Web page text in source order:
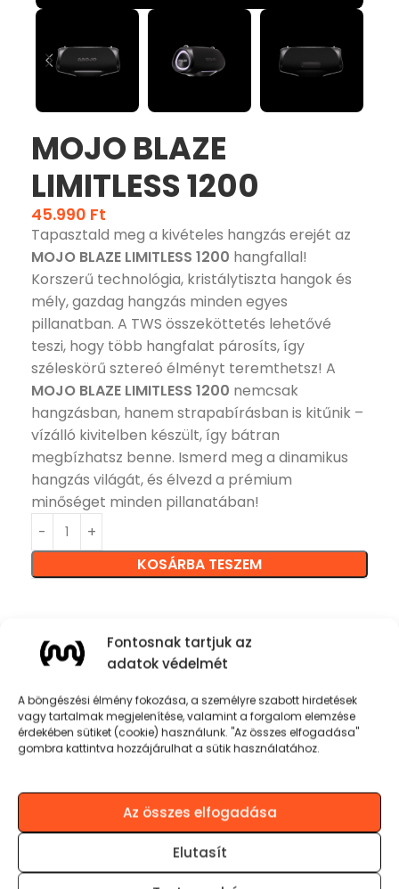
Fontosnak tartjuk az
adatok védelmét
A böngészési élmény fokozása, a személyre szabott hirdetések
vagy tartalmak megjelenítése, valamint a forgalom elemzése
érdekében sütiket (cookie) használunk. "Az összes elfogadása"
gombra kattintva hozzájárulhat a sütik használatához.
Az összes elfogadása
Elutasít
MOJO BLAZE
LIMITLESS 1200
45.990 Ft
Tapasztald meg a kivételes hangzás erejét az
MOJO BLAZE LIMITLESS 1200 hangfallal!
Korszerű technológia, kristálytiszta hangok és
mély, gazdag hangzás minden egyes
pillanatban. A TWS összeköttetés lehetővé
teszi, hogy több hangfalat párosíts, így
széleskörű sztereó élményt teremthetsz! A
MOJO BLAZE LIMITLESS 1200 nemcsak
hangzásban, hanem strapabírásban is kitűnik –
vízálló kivitelben készült, így bátran
megbízhatsz benne. Ismerd meg a dinamikus
hangzás világát, és élvezd a prémium
minőséget minden pillanatában!
KOSÁRBA TESZEM
Termékinformációk
Bluetooth® technológia v5.3
Lejátszási idő: 10 óra
Feltöltési idő: 2-3 óra